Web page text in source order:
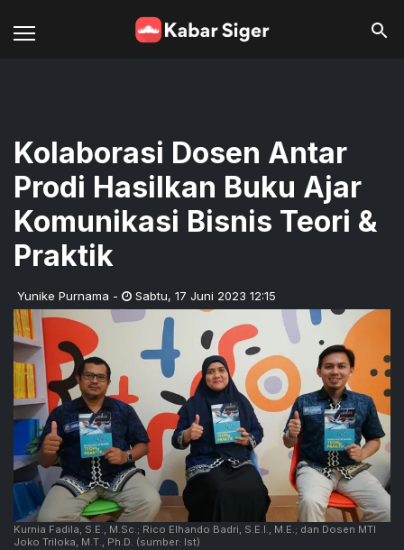
Kolaborasi Dosen Antar
Prodi Hasilkan Buku Ajar
Komunikasi Bisnis Teori &
Praktik
Yunike Purnama - Sabtu, 17 Juni 2023 12:15
Kurnia Fadila, S.E., M.Sc.; Rico Elhando Badri, S.E.I., M.E.; dan Dosen MTI
Joko Triloka, M.T., Ph.D. (sumber: Ist)